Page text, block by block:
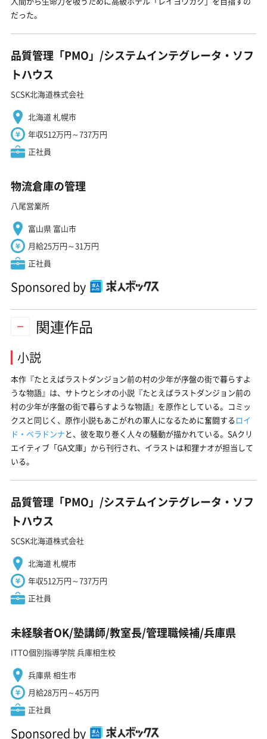
だった。
品質管理「PMO」/システムインテグレータ・ソフ
トハウス
SCSK北海道株式会社
北海道 札幌市
年収512万円～737万円
正社員
物流倉庫の管理
八尾営業所
富山県 富山市
月給25万円～31万円
正社員
Sponsored by
関連作品
小説
本作『たとえばラストダンジョン前の村の少年が序盤の街で暮らすよ
うな物語』は、サトウとシオの小説『たとえばラストダンジョン前の
村の少年が序盤の街で暮らすような物語』を原作としている。コミッ
クスと同じく、原作小説もあこがれの軍人になるために奮闘する ロイ
ド・ベラドンナと、彼を取り巻く人々の騒動が描かれている。SAクリ
エイティブ「GA文庫」から刊行され、イラストは和狸ナオが担当して
いる。
品質管理「PMO」/システムインテグレータ・ソフ
トハウス
SCSK北海道株式会社
北海道 札幌市
年収512万円～737万円
正社員
未経験者OK/塾講師/教室長/管理職候補/兵庫県
ITTO個別指導学院 兵庫相生校
兵庫県 相生市
月給28万円～45万円
正社員
Sponsored by